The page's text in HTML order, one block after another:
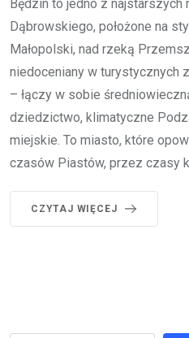
Będzin to jedno z najstarszych
Dąbrowskiego, położone na
Małopolski, nad rzeką
niedoceniany w turystycznych
– łączy w sobie
dziedzictwo, klimatyczne
miejskie. To miasto, które
czasów Piastów, przez czasy
CZYTAJ WIĘCEJ